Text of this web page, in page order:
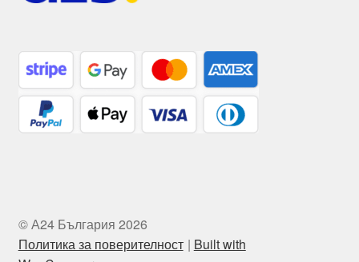
© А24 България 2026
Политика за поверителност
Built with